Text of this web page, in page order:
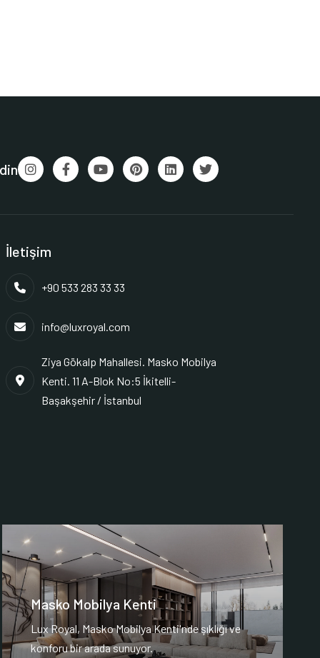
İletişim
+90 533 283 33 33
info@luxroyal.com
Ziya Gökalp Mahallesi. Masko Mobilya
Kenti. 11 A-Blok No:5 İkitelli-
Başakşehir / İstanbul
Masko Mobilya Kenti
Lux Royal, Masko Mobilya Kenti'nde şıklığı ve
konforu bir arada sunuyor.